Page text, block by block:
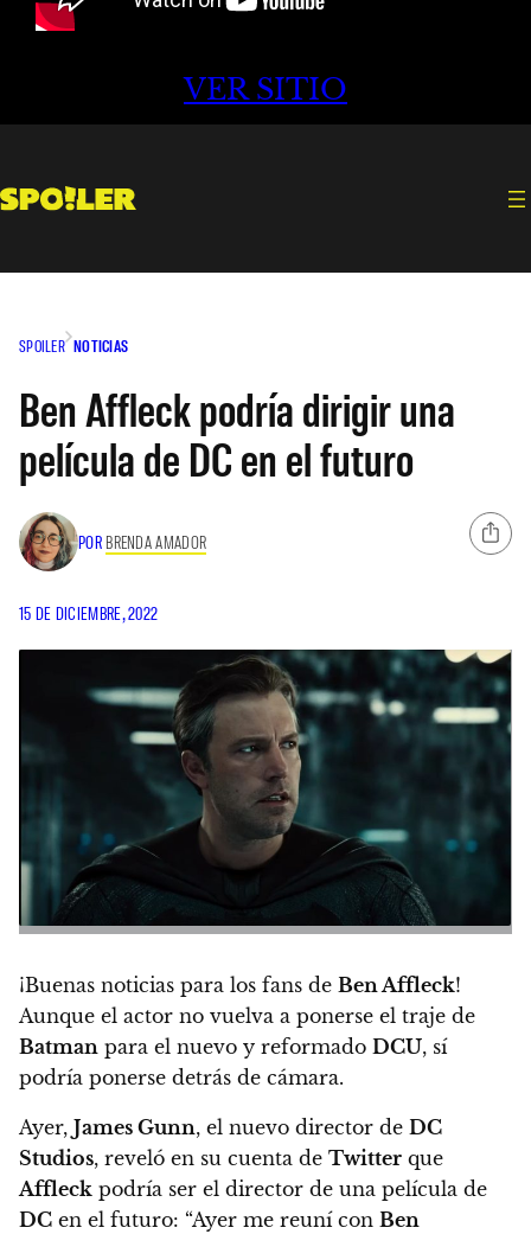
VER SITIO
SPOILER NOTICIAS
Ben Affleck podría dirigir una
película de DC en el futuro
POR BRENDA AMADOR
15 DE DICIEMBRE, 2022
¡Buenas noticias para los fans de Ben Affleck!
Aunque el actor no vuelva a ponerse el traje de
Batman para el nuevo y reformado DCU, sí
podría ponerse detrás de cámara.
Ayer, James Gunn, el nuevo director de DC
Studios, reveló en su cuenta de Twitter que
Affleck podría ser el director de una película de
DC en el futuro: “Ayer me reuní con Ben